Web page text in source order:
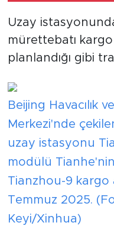
Uzay
mürettebatı
planlandığı gibi
Beijing Havacılık
Merkezi'nde
uzay istasyonu
modülü
Tianzhou-9 kargo
Temmuz 2025.
Keyi/Xinhua)